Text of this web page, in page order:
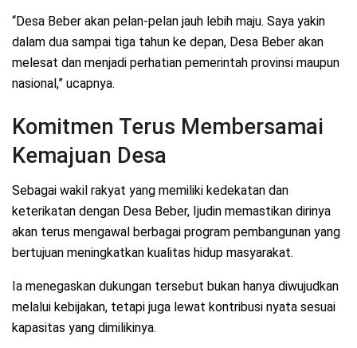
“Desa Beber akan pelan-pelan jauh lebih maju. Saya yakin
dalam dua sampai tiga tahun ke depan, Desa Beber akan
melesat dan menjadi perhatian pemerintah provinsi maupun
nasional,” ucapnya.
Komitmen Terus Membersamai
Kemajuan Desa
Sebagai wakil rakyat yang memiliki kedekatan dan
keterikatan dengan Desa Beber, Ijudin memastikan dirinya
akan terus mengawal berbagai program pembangunan yang
bertujuan meningkatkan kualitas hidup masyarakat.
Ia menegaskan dukungan tersebut bukan hanya diwujudkan
melalui kebijakan, tetapi juga lewat kontribusi nyata sesuai
kapasitas yang dimilikinya.